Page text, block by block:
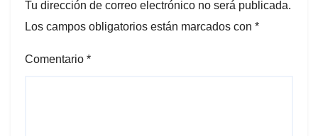
Tu dirección de correo electrónico no será publicada.
Los campos obligatorios están marcados con *
Comentario *